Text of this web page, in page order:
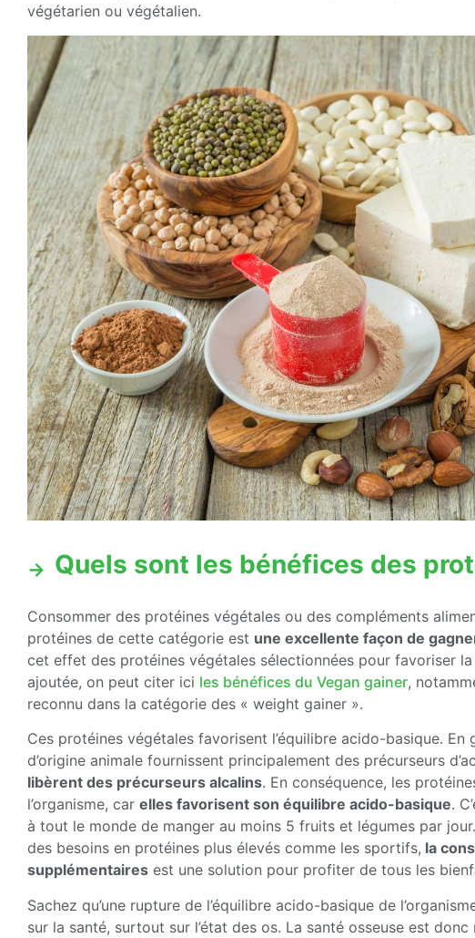
végétarien ou végétalien.
Quels sont les bénéfices des
Consommer des protéines végétales ou des compléments
protéines de cette catégorie est une excellente façon de
cet effet des protéines végétales sélectionnées pour favoriser
ajoutée, on peut citer ici les bénéfices du Vegan gainer,
reconnu dans la catégorie des « weight gainer ».
Ces protéines végétales favorisent l’équilibre acido-basique.
d’origine animale fournissent principalement des précurseurs
libèrent des précurseurs alcalins. En conséquence, les
l’organisme, car elles favorisent son équilibre acido-basique.
à tout le monde de manger au moins 5 fruits et légumes par
des besoins en protéines plus élevés comme les sportifs, la
supplémentaires est une solution pour profiter de tous les
Sachez qu’une rupture de l’équilibre acido-basique de
sur la santé, surtout sur l’état des os. La santé osseuse est